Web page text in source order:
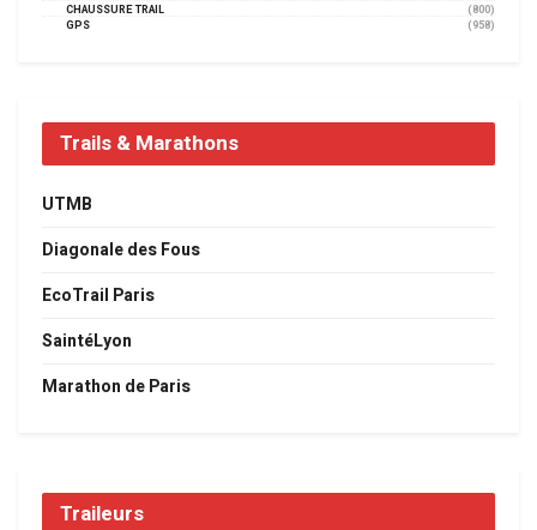
CHAUSSURE TRAIL
(800)
GPS
(958)
Trails & Marathons
UTMB
Diagonale des Fous
EcoTrail Paris
SaintéLyon
Marathon de Paris
Traileurs